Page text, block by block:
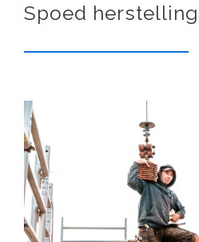
Spoed herstelling